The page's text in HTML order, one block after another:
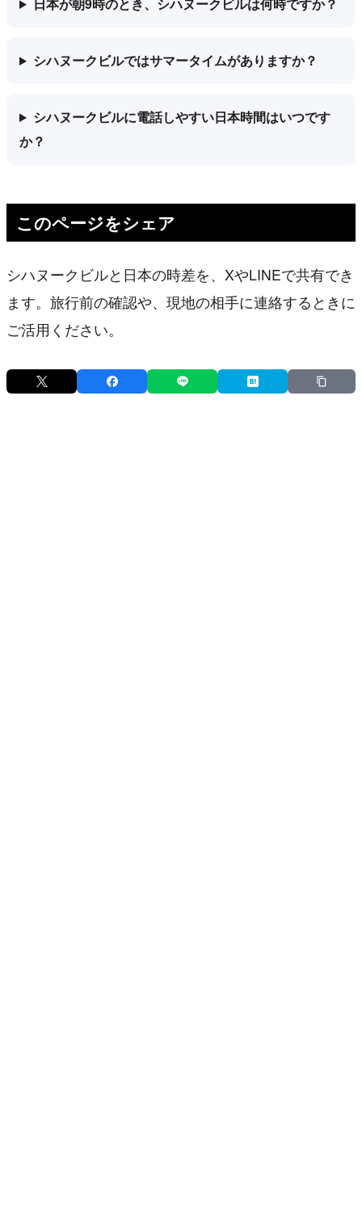
シハヌークビルではサマータイムがありますか？
シハヌークビルに電話しやすい日本時間はいつです
か？
このページをシェア
シハヌークビルと日本の時差を、XやLINEで共有でき
ます。旅行前の確認や、現地の相手に連絡するときに
ご活用ください。